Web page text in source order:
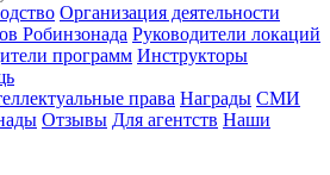
Организация деятельности
Робинзонада Руководители локаций
программ Инструкторы
права Награды СМИ
Отзывы Для агентств Наши